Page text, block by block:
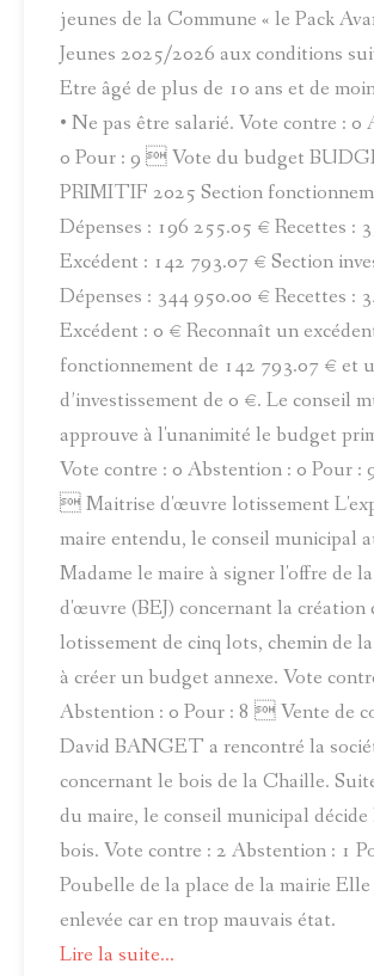
jeunes de la Commune « le Pack
Jeunes 2025/2026 aux conditions
Etre âgé de plus de 10 ans et de
• Ne pas être salarié. Vote contre : 0
0 Pour : 9  Vote du budget
PRIMITIF 2025 Section
Dépenses : 196 255.05 € Recettes :
Excédent : 142 793.07 € Section
Dépenses : 344 950.00 € Recettes :
Excédent : 0 € Reconnaît un
fonctionnement de 142 793.07 € et
d’investissement de 0 €. Le conseil
approuve à l'unanimité le budget
Vote contre : 0 Abstention : 0 Pour :
 Maitrise d'œuvre lotissement
maire entendu, le conseil municipal
Madame le maire à signer l'offre de
d'œuvre (BEJ) concernant la création
lotissement de cinq lots, chemin de
à créer un budget annexe. Vote
Abstention : 0 Pour : 8  Vente de
David BANGET a rencontré la
concernant le bois de la Chaille.
du maire, le conseil municipal
bois. Vote contre : 2 Abstention : 1
Poubelle de la place de la mairie Elle
enlevée car en trop mauvais état.
Lire la suite...